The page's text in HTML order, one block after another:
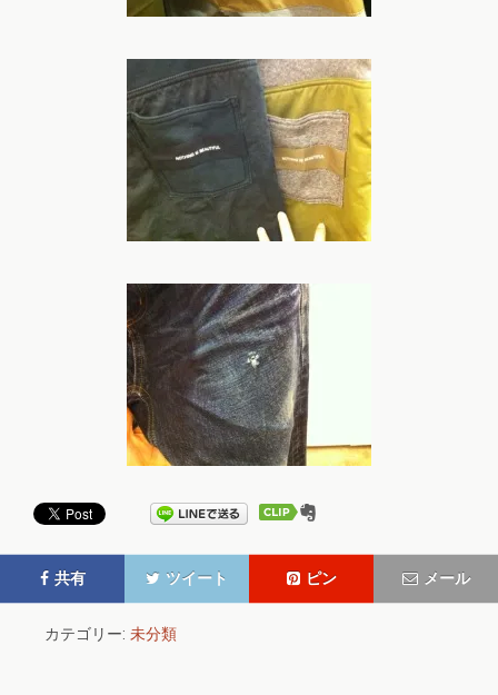
共有 ツイート ピン メール
カテゴリー: 未分類